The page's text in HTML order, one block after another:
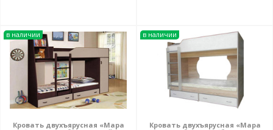
в наличии
Кровать двухъярусная «Мара
в наличии
Кровать двухъярусная «Мара